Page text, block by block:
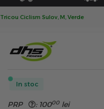
Tricou Ciclism Sulov, M, Verde
In stoc
PRP : 10000 lei